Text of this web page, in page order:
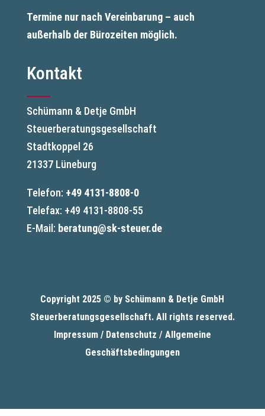
Termine nur nach Vereinbarung – auch
außerhalb der Bürozeiten möglich.
Kontakt
Schümann & Detje GmbH
Steuerberatungsgesellschaft
Stadtkoppel 26
21337 Lüneburg
Telefon: +49 4131-8808-0
Telefax: +49 4131-8808-55
E-Mail: beratung@sk-steuer.de
Copyright 2025 © by Schümann & Detje GmbH
Steuerberatungsgesellschaft. All rights reserved.
Impressum / Datenschutz / Allgemeine
Geschäftsbedingungen